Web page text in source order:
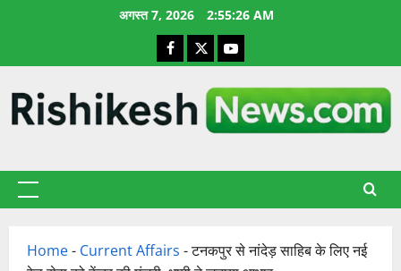
अगस्त 7, 2026 2:55:27 AM
Facebook
X YouTube
प्राथमिक
Home- Current Affairs -टनकपुर से नांदेड़ साहिब के लिए नई